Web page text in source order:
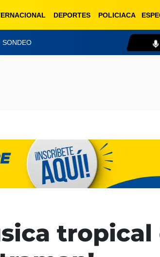
DEPORTES POLICIACA
SONDEO
tropical